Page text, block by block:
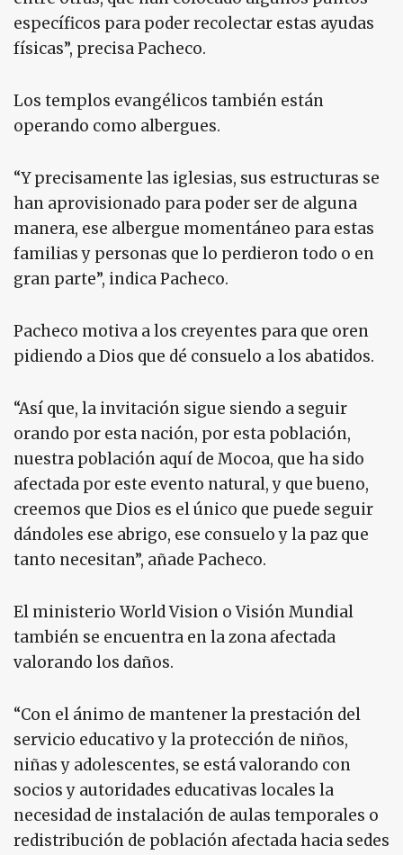
específicos para poder recolectar estas ayudas
físicas”, precisa Pacheco.
Los templos evangélicos también están
operando como albergues.
“Y precisamente las iglesias, sus estructuras se
han aprovisionado para poder ser de alguna
manera, ese albergue momentáneo para estas
familias y personas que lo perdieron todo o en
gran parte”, indica Pacheco.
Pacheco motiva a los creyentes para que oren
pidiendo a Dios que dé consuelo a los abatidos.
“Así que, la invitación sigue siendo a seguir
orando por esta nación, por esta población,
nuestra población aquí de Mocoa, que ha sido
afectada por este evento natural, y que bueno,
creemos que Dios es el único que puede seguir
dándoles ese abrigo, ese consuelo y la paz que
tanto necesitan”, añade Pacheco.
El ministerio World Vision o Visión Mundial
también se encuentra en la zona afectada
valorando los daños.
“Con el ánimo de mantener la prestación del
servicio educativo y la protección de niños,
niñas y adolescentes, se está valorando con
socios y autoridades educativas locales la
necesidad de instalación de aulas temporales o
redistribución de población afectada hacia sedes